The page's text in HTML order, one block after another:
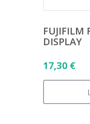
FUJIFILM
DISPLAY
17,30 €